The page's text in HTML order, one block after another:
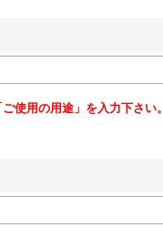
使用の用途」を入力下さい。